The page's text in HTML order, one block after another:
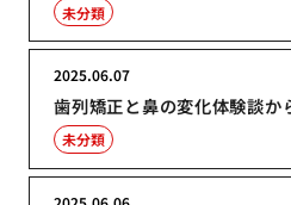
未分類
歯列矯正と鼻の変化体験談か
2025.06.07
未分類